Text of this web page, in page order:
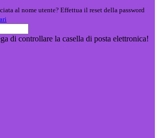
al nome utente? Effettua il reset della password
di controllare la casella di posta elettronica!